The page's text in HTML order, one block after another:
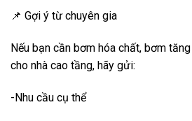
📌 Gợi ý từ chuyên gia
Nếu bạn cần bơm hóa chất, bơm
cho nhà cao tầng, hãy gửi:
-Nhu cầu cụ thể